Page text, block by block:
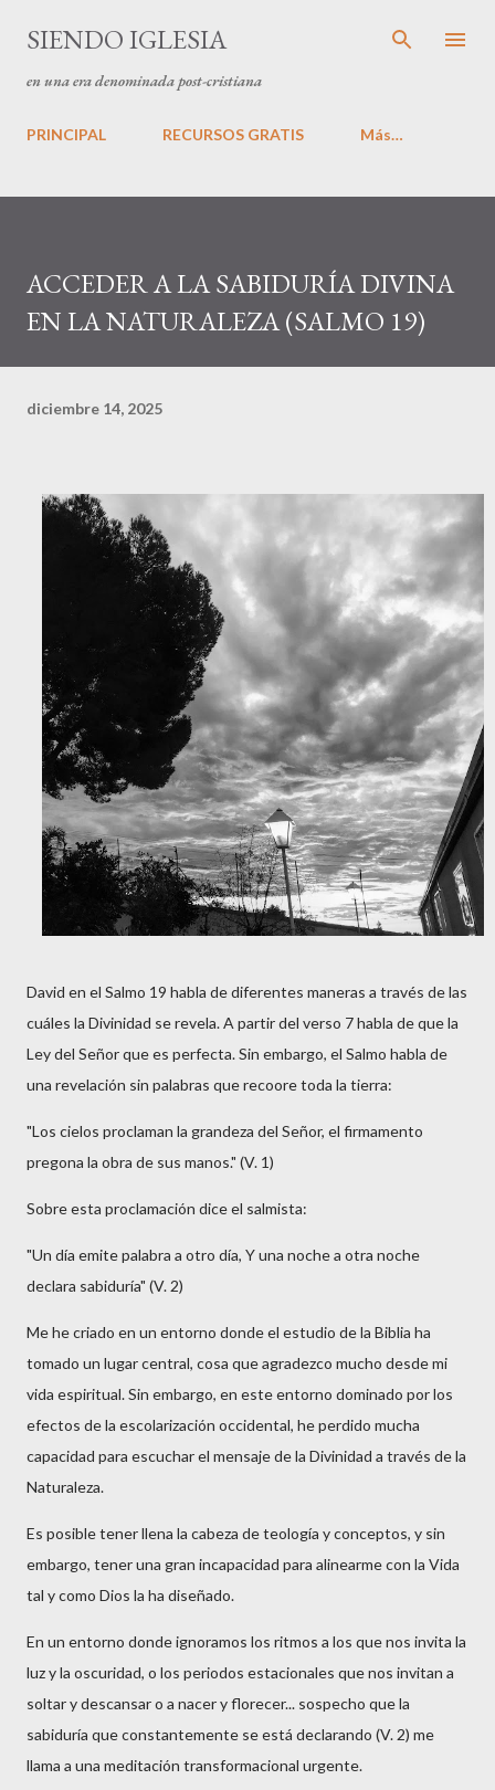
Ir al contenido principal
SIENDO IGLESIA
en una era denominada post-cristiana
PRINCIPAL RECURSOS GRATIS Más…
ACCEDER A LA SABIDURÍA DIVINA
EN LA NATURALEZA (SALMO 19)
diciembre 14, 2025
David en el Salmo 19 habla de diferentes maneras a través de las
cuáles la Divinidad se revela. A partir del verso 7 habla de que la
Ley del Señor que es perfecta. Sin embargo, el Salmo habla de
una revelación sin palabras que recoore toda la tierra:
"Los cielos proclaman la grandeza del Señor, el firmamento
pregona la obra de sus manos." (V. 1)
Sobre esta proclamación dice el salmista:
"Un día emite palabra a otro día, Y una noche a otra noche
declara sabiduría" (V. 2)
Me he criado en un entorno donde el estudio de la Biblia ha
tomado un lugar central, cosa que agradezco mucho desde mi
vida espiritual. Sin embargo, en este entorno dominado por los
efectos de la escolarización occidental, he perdido mucha
capacidad para escuchar el mensaje de la Divinidad a través de la
Naturaleza.
Es posible tener llena la cabeza de teología y conceptos, y sin
embargo, tener una gran incapacidad para alinearme con la Vida
tal y como Dios la ha diseñado.
En un entorno donde ignoramos los ritmos a los que nos invita la
luz y la oscuridad, o los periodos estacionales que nos invitan a
soltar y descansar o a nacer y florecer... sospecho que la
sabiduría que constantemente se está declarando (V. 2) me
llama a una meditación transformacional urgente.